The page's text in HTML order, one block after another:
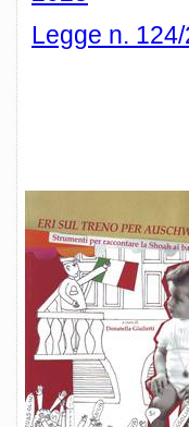
Legge n.